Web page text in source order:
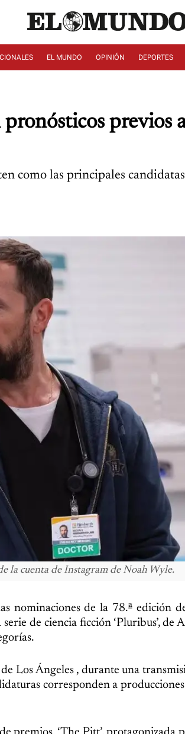
EL MUNDO OPINIÓN DEPORTES
previos
como las principales
la cuenta de Instagram de Noah Wyle.
nominaciones de la 78.ª edición
de ciencia ficción ‘Pluribus’, de
Los Ángeles , durante una
corresponden a